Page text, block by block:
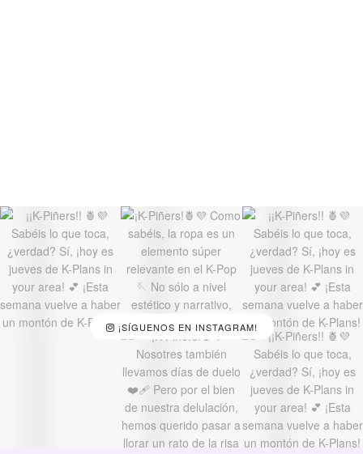
¡SÍGUENOS EN INSTAGRAM!